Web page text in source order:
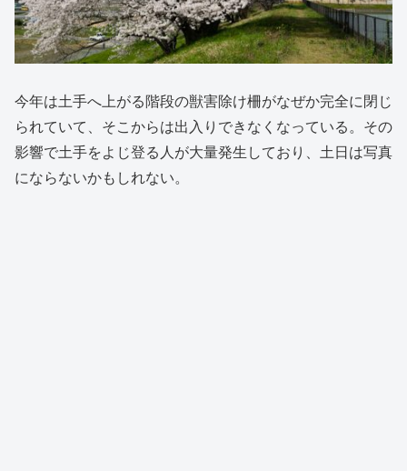
今年は土手へ上がる階段の獣害除け柵がなぜか完全に閉じ
られていて、そこからは出入りできなくなっている。その
影響で土手をよじ登る人が大量発生しており、土日は写真
にならないかもしれない。